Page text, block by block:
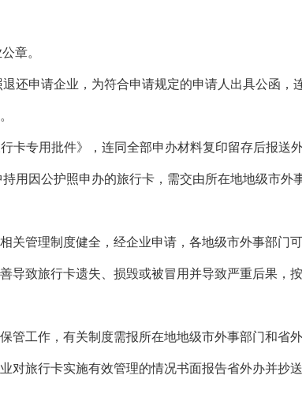
章。
还申请企业，为符合申请规定的申请人出具公函，
专用批件》，连同全部申办材料复印留存后报送外
用因公护照申办的旅行卡，需交由所在地地级市外
关管理制度健全，经企业申请，各地级市外事部门
导致旅行卡遗失、损毁或被冒用并导致严重后果，
管工作，有关制度需报所在地地级市外事部门和省
对旅行卡实施有效管理的情况书面报告省外办并抄